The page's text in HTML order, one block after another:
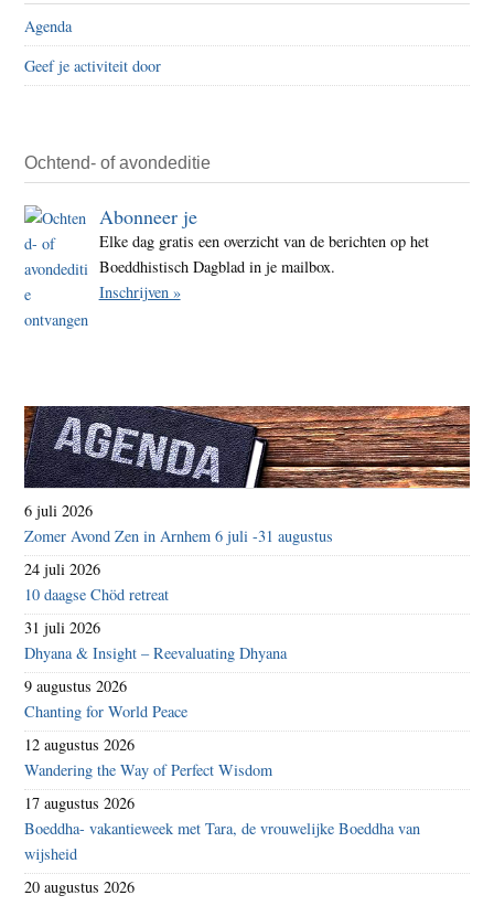
Agenda
Geef je activiteit door
Ochtend- of avondeditie
Abonneer je
Elke dag gratis een overzicht van de berichten op het
Boeddhistisch Dagblad in je mailbox.
Inschrijven »
6 juli 2026
Zomer Avond Zen in Arnhem 6 juli -31 augustus
24 juli 2026
10 daagse Chöd retreat
31 juli 2026
Dhyana & Insight – Reevaluating Dhyana
9 augustus 2026
Chanting for World Peace
12 augustus 2026
Wandering the Way of Perfect Wisdom
17 augustus 2026
Boeddha- vakantieweek met Tara, de vrouwelijke Boeddha van
wijsheid
20 augustus 2026